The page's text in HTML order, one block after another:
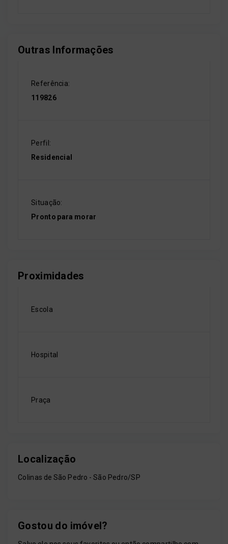
Outras Informações
Referência:
119826
Perfil:
Residencial
Situação:
Pronto para morar
Proximidades
Escola
Hospital
Praça
Localização
Colinas de São Pedro - São Pedro/SP
Gostou do imóvel?